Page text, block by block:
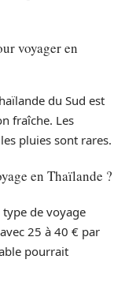
voyager en
du Sud est
fraîche. Les
pluies sont rares.
en Thaïlande ?
de voyage
25 à 40 € par
pourrait